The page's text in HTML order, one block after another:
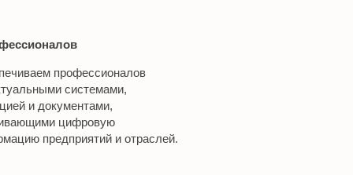
профессионалов
системами,
и документами,
цифровую
предприятий и отраслей.